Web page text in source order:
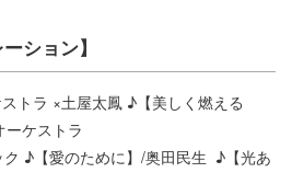
ション】
トラ ×土屋太鳳 ♪【美しく燃える
ケストラ
♪【愛のために】/奥田民生 ♪【光あ